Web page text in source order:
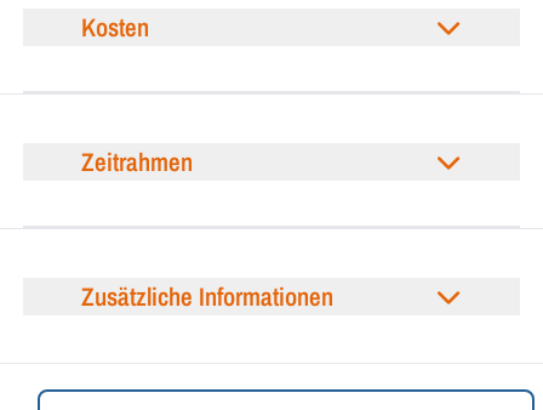
Kosten
Zeitrahmen
Zusätzliche Informationen